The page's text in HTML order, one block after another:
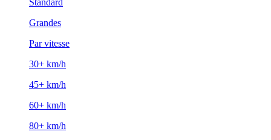
Standard
Grandes
Par vitesse
30+ km/h
45+ km/h
60+ km/h
80+ km/h